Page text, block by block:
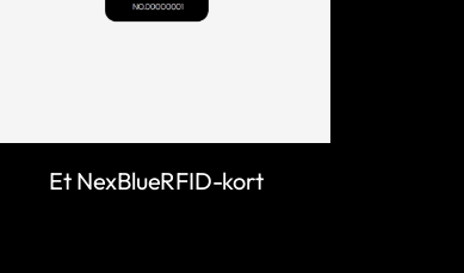
Et NexBlueRFID-kort